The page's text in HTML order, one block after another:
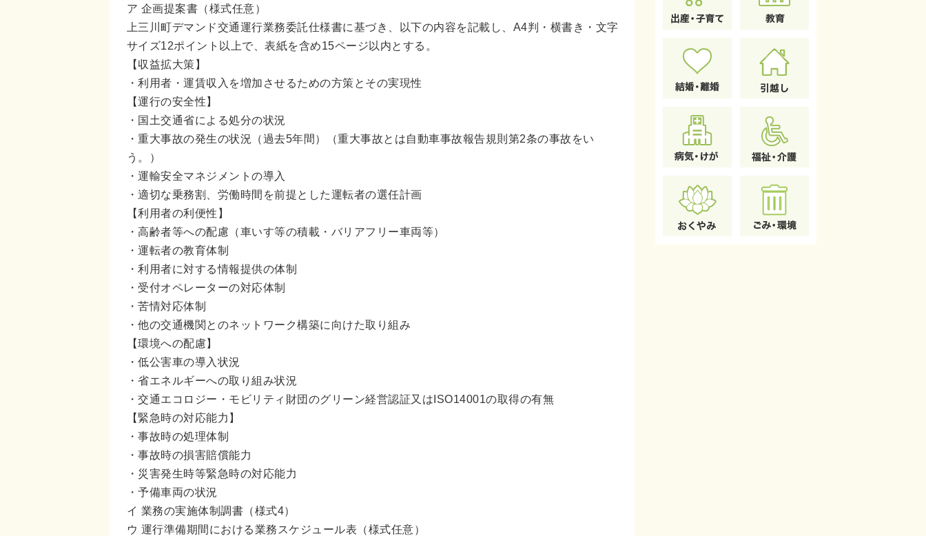
ア 企画提案書（様式任意）
上三川町デマンド交通運行業務委託仕様書に基づき、以下の内容を記載し、A4判・横書き・文字
サイズ12ポイント以上で、表紙を含め15ページ以内とする。
【収益拡大策】
・利用者・運賃収入を増加させるための方策とその実現性
【運行の安全性】
・国土交通省による処分の状況
・重大事故の発生の状況（過去5年間）（重大事故とは自動車事故報告規則第2条の事故をい
う。）
・運輸安全マネジメントの導入
・適切な乗務割、労働時間を前提とした運転者の選任計画
【利用者の利便性】
・高齢者等への配慮（車いす等の積載・バリアフリー車両等）
・運転者の教育体制
・利用者に対する情報提供の体制
・受付オペレーターの対応体制
・苦情対応体制
・他の交通機関とのネットワーク構築に向けた取り組み
【環境への配慮】
・低公害車の導入状況
・省エネルギーへの取り組み状況
・交通エコロジー・モビリティ財団のグリーン経営認証又はISO14001の取得の有無
【緊急時の対応能力】
・事故時の処理体制
・事故時の損害賠償能力
・災害発生時等緊急時の対応能力
・予備車両の状況
イ 業務の実施体制調書（様式4）
ウ 運行準備期間における業務スケジュール表（様式任意）